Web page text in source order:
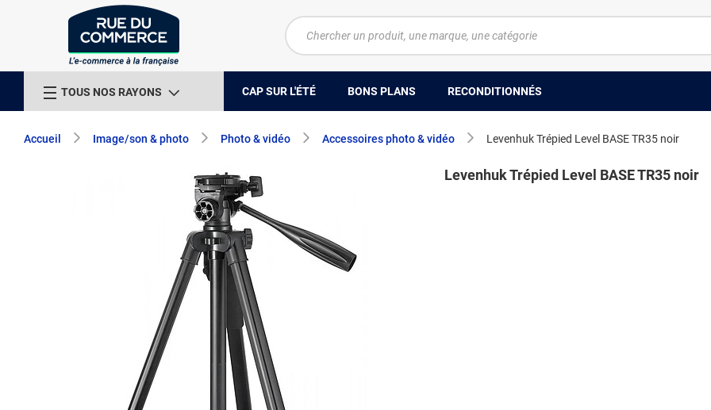
TOUS NOS RAYONS CAP SUR L'ÉTÉ BONS PLANS RECONDITIONNÉS
Accueil Image/son & photo Photo & vidéo Accessoires photo & vidéo Levenhuk Trépied Level BASE TR35 noir
Levenhuk Trépied Level BASE TR35 noir